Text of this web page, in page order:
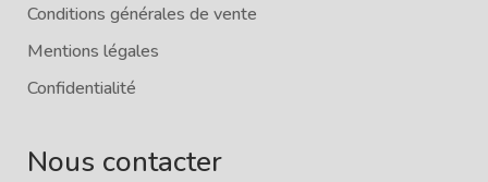
Conditions générales de vente
Mentions légales
Confidentialité
Nous contacter